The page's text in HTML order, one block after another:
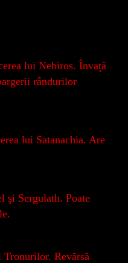
lui Nebiros. Învaţă
rândurilor
lui Satanachia. Are
şi Sergulath. Poate
Revărsă